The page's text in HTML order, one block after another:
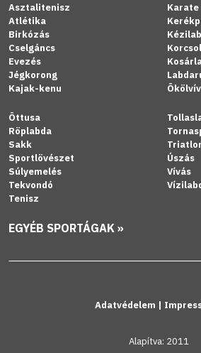
Asztalitenisz
Atlétika
Birkózás
Cselgáncs
Evezés
Jégkorong
Kajak-kenu
Karate
Öttusa
Röplabda
Sakk
Sportlövészet
Súlyemelés
Tekvondó
Tenisz
Úszás
Vívás
EGYÉB SPORTÁGAK »
Adatvédelem |
Alapítva: 2011